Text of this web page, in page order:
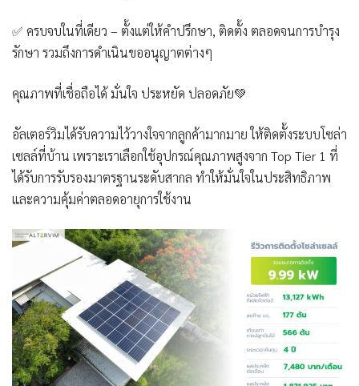
✅ ครบจบในที่เดียว – ตั้งแต่ให้คำปรึกษา, ติดตั้ง ตลอดจนการบำรุง
รักษา รวมถึงการดำเนินขออนุญาตต่างๆ
คุณภาพที่เชื่อถือได้ มั่นใจ ประหยัด ปลอดภัย💚
อัลเตอร์วิมได้รับความไว้วางใจจากลูกค้ามากมาย ให้ติดตั้งระบบโซล่า
เซลล์ที่บ้าน เพราะเราเลือกใช้อุปกรณ์คุณภาพสูงจาก Top Tier 1 ที่
ได้รับการรับรองมาตรฐานระดับสากล ทำให้มั่นใจในประสิทธิภาพ
และความคุ้มค่าตลอดอายุการใช้งาน